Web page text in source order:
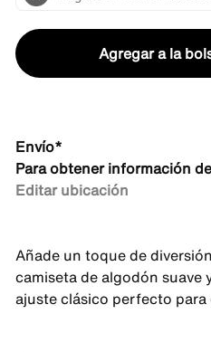
Agregar a la
Envío*
Para obtener información
Editar ubicación
Añade un toque de
camiseta de algodón suave
ajuste clásico perfecto